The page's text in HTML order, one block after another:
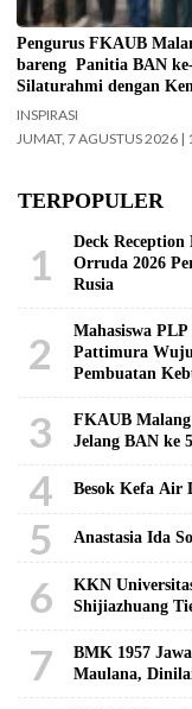
Malang. Selain itu juga
dengan jajaran Kantor
Kementerian Agama
Kabupaten Malang. (Foto:
Pengurus FKAUB
bareng Panitia BAN
Silaturahmi dengan
Kabupaten Malang dan
INSPIRASI
JUMAT, 7 AGUSTUS 2026 |
TERPOPULER
1
Deck
Orruda 2026
Rusia
2
Mahasiswa
Pattimura
Pembuatan
3
FKAUB Malang
Jelang BAN ke 5
4 Besok Kefa Air
5 Anastasia Ida
6
KKN
Shijiazhuang
7
BMK 1957
Maulana,